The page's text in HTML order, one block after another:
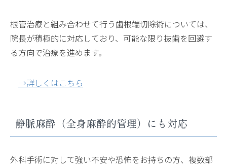
根管治療と組み合わせて行う歯根端切除術については、
院長が積極的に対応しており、可能な限り抜歯を回避す
る方向で治療を進めます。
→詳しくはこちら
静脈麻酔（全身麻酔的管理）にも対応
外科手術に対して強い不安や恐怖をお持ちの方、複数部